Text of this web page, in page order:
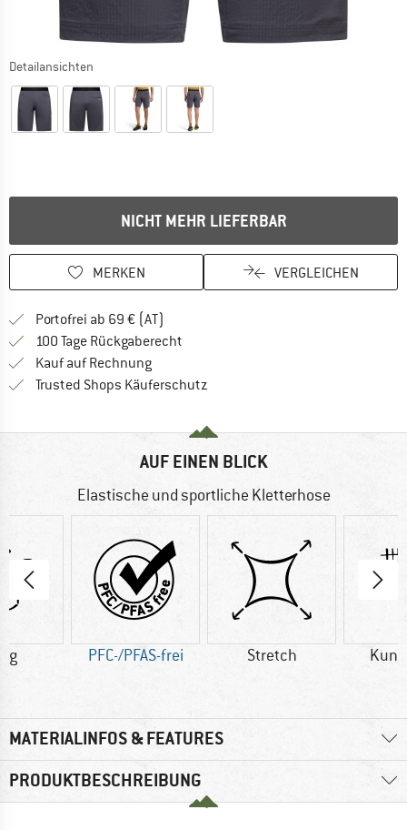
Detailansichten
NICHT MEHR LIEFERBAR
MERKEN VERGLEICHEN
Portofrei ab 69 € (AT)
100 Tage Rückgaberecht
Kauf auf RechnungFinde die Zahlungs-Infos hier! Öffnet
Trusted Shops Käuferschutz
AUF EINEN BLICK
Elastische und sportliche Kletterhose
g PFC-/PFAS-frei Stretch
MATERIALINFOS & FEATURES
PRODUKTBESCHREIBUNG